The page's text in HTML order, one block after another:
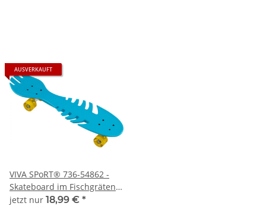
AUSVERKAUFT
VIVA SPoRT® 736-54862 -
Skateboard im Fischgräten-
Design mit Leuchtrollen
jetzt nur 18,99 € *